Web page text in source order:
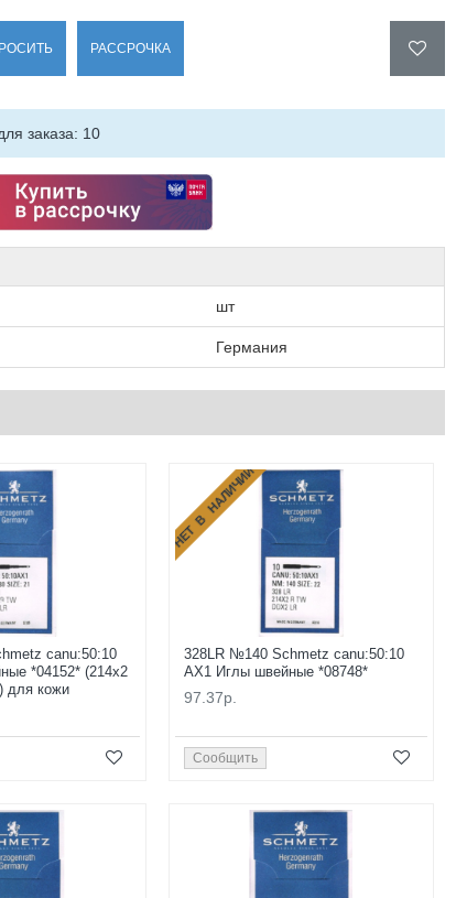
РАССРОЧКА
заказа: 10
шт
Германия
canu:50:10
*04152* (214x2
для кожи
НЕТ В НАЛИЧИИ
328LR №140 Schmetz canu:50:10
AX1 Иглы швейные *08748*
97.37р.
Сообщить